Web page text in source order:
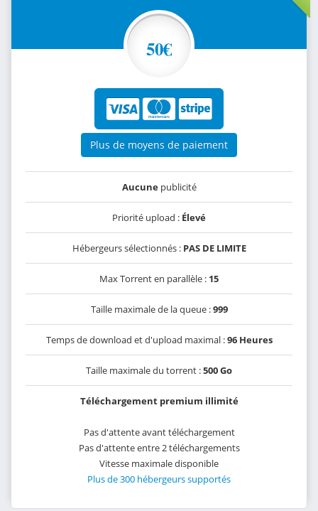
50€
Plus de moyens de paiement
Aucunepublicité
Priorité upload : Élevé
Hébergeurs sélectionnés : PAS DE LIMITE
Max Torrent en parallèle : 15
Taille maximale de la queue :999
Temps de download et d'upload maximal :96 Heures
Taille maximale du torrent :500 Go
Téléchargement premium illimité
Pas d'attente avant téléchargement
Pas d'attente entre 2 téléchargements
Vitesse maximale disponible
Plus de 300 hébergeurs supportés